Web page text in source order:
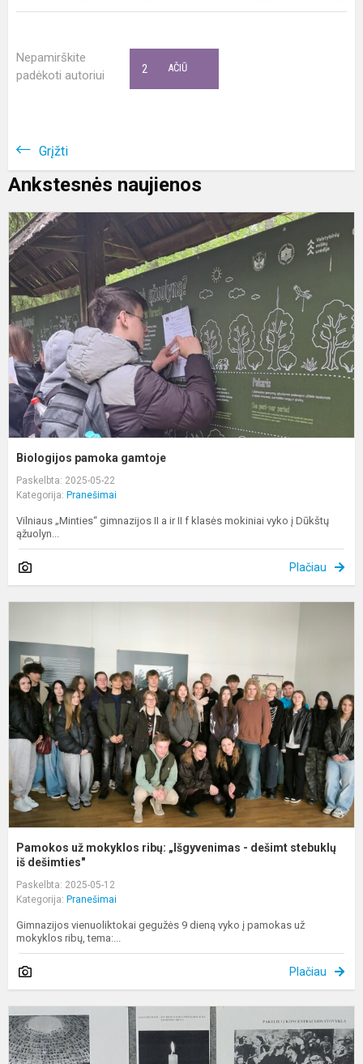
Nepamirškite
padėkoti autoriui
AČIŪ
2
Grįžti
Ankstesnės naujienos
Biologijos pamoka gamtoje
Paskelbta: 2025-05-22
Kategorija: Pranešimai
Vilniaus „Minties“ gimnazijos II a ir II f klasės mokiniai vyko į Dūkštų
ąžuolyn...
Plačiau
Pamokos už mokyklos ribų: „Išgyvenimas - dešimt stebuklų
iš dešimties"
Paskelbta: 2025-05-12
Kategorija: Pranešimai
Gimnazijos vienuoliktokai gegužės 9 dieną vyko į pamokas už
mokyklos ribų, tema:...
Plačiau